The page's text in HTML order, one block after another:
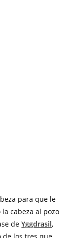
para que le
cabeza al pozo
deYggdrasil,